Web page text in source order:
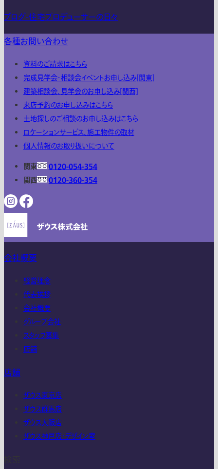
ブログ-住宅プロデューサーの日々
各種お問い合わせ
資料のご請求はこちら
完成見学会・相談会イベントお申し込み[関東]
建築相談会、見学会のお申し込み[関西]
来店予約のお申し込みはこちら
土地探しのご相談のお申し込みはこちら
ロケーションサービス、施工物件の取材
個人情報のお取り扱いについて
関東
0120-054-354
関西
0120-360-354
会社概要
経営理念
代表挨拶
会社概要
グループ会社
スタッフ募集
店舗
店舗
ザウス東京店
ザウス群馬店
ザウス大阪店
ザウス神戸店・デザイン室